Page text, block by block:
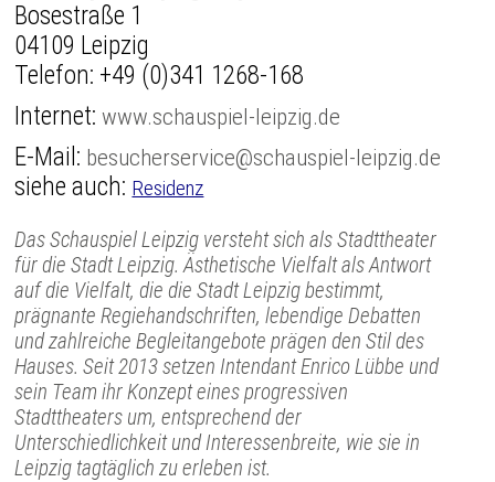
Bosestraße 1
04109 Leipzig
Telefon: +49 (0)341 1268-168
Internet:www.schauspiel-leipzig.de
E-Mail: besucherservice@schauspiel-leipzig.de
siehe auch: Residenz
Das Schauspiel Leipzig versteht sich als Stadttheater
für die Stadt Leipzig. Ästhetische Vielfalt als Antwort
auf die Vielfalt, die die Stadt Leipzig bestimmt,
prägnante Regiehandschriften, lebendige Debatten
und zahlreiche Begleitangebote prägen den Stil des
Hauses. Seit 2013 setzen Intendant Enrico Lübbe und
sein Team ihr Konzept eines progressiven
Stadttheaters um, entsprechend der
Unterschiedlichkeit und Interessenbreite, wie sie in
Leipzig tagtäglich zu erleben ist.